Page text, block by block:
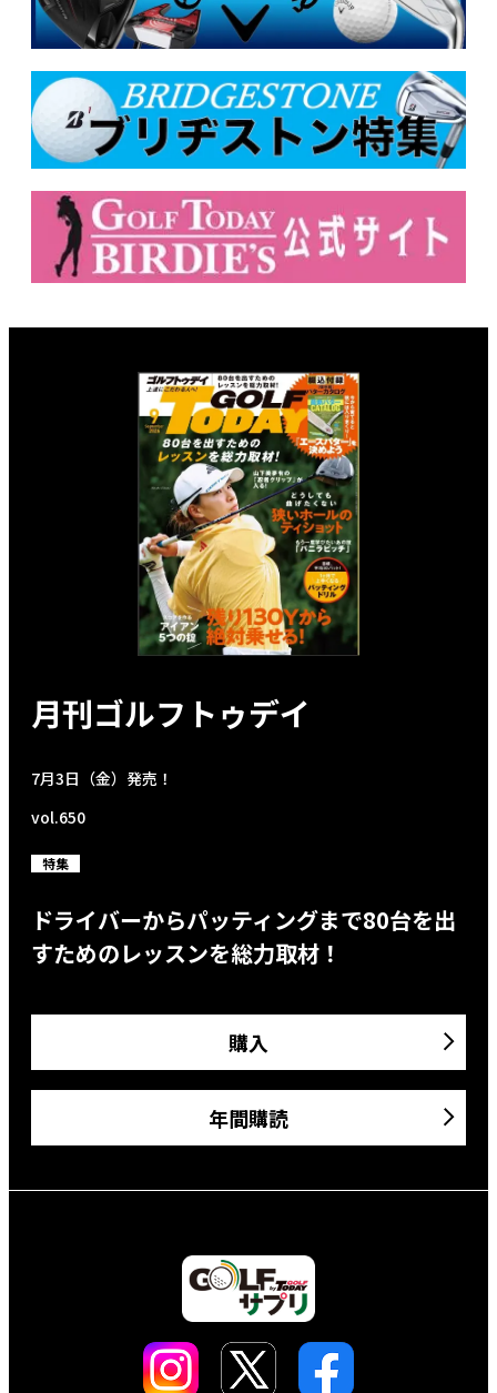
月刊ゴルフトゥデイ
7月3日（金）発売！
vol.650
特集
ドライバーからパッティングまで80台を出
すためのレッスンを総力取材！
購入
年間購読